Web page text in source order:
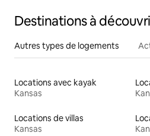
Destinations à
Autres types de logements
Locations avec kayak
Kansas
Locations de villas
Kansas